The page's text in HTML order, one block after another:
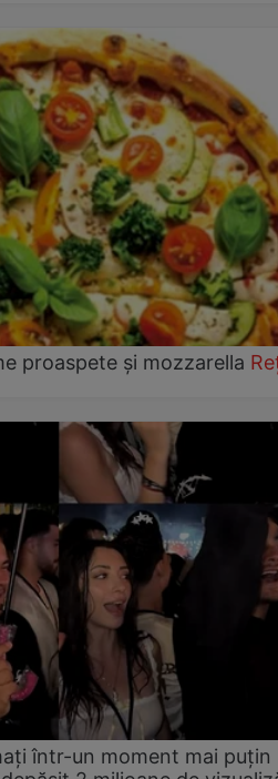
proaspete și mozzarella
într-un moment mai puțin